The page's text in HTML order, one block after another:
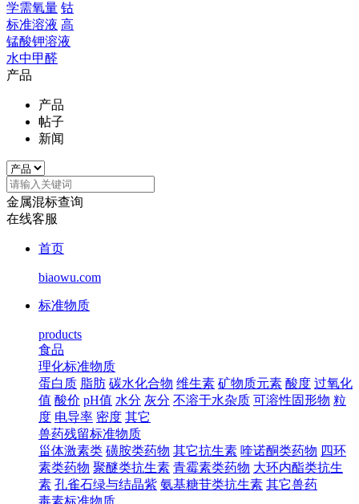
学需氧量 钴
标准溶液 高
锰酸钾溶液
水中甲醛
产品
产品
帖子
新闻
金属混标查询
在线客服
首页
biaowu.com
标准物质
products
食品
理化标准物质
蛋白质 脂肪 碳水化合物 维生素 矿物质元素 酸度 过氧化
值 酸价 pH值 水分 灰分 不溶于水杂质 可溶性固形物 粒
度 电导率 密度 其它
兽药残留标准物质
甾体激素类 磺胺类药物 其它抗生素 喹诺酮类药物 四环
素类药物 聚醚类抗生素 青霉素类药物 大环内酯类抗生
素 孔雀石绿与结晶紫 氨基糖苷类抗生素 其它兽药
毒素标准物质